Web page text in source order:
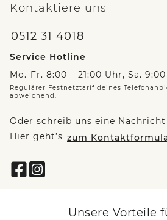
Kontaktiere uns
0512 31 4018
Service Hotline
Mo.-Fr. 8:00 – 21:00 Uhr, Sa.
Regulärer Festnetztarif deines
abweichend.
Oder schreib uns eine Nachricht
Hier geht’s zum
Unsere Vorteile